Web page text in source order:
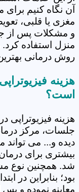
آن نگاه کنیم
مغزی یا قلبی،
و مشکلات پس از
منزل استفاده
روش درمانی
هزینه
است؟
هزینه فیزیوتراپی
جلسات، مرکز
دیده و... می
بیشتری برای درمان
شد. همچنین نوع
بود؛ بنابراین در
معاینه نموده و